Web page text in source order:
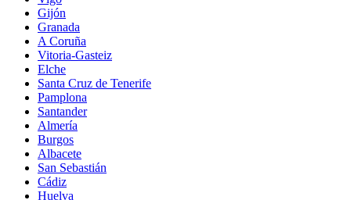
Gijón
Granada
A Coruña
Vitoria-Gasteiz
Elche
Santa Cruz de Tenerife
Pamplona
Santander
Almería
Burgos
Albacete
San Sebastián
Cádiz
Huelva